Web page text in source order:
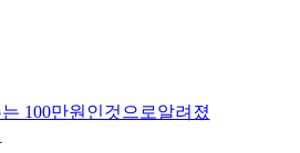
100만원인것으로알려졌